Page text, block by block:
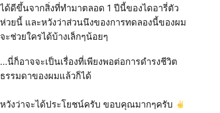
ได้ดีขึ้นจากสิ่งที่ทำมาตลอด 1 ปีนี้ของไดอารี่ตัว
ห่วยนี้ และหวังว่าส่วนนึงของการทดลองนี้ของผม
จะช่วยใครได้บ้างเล็กๆน้อยๆ
…นี่ก็อาจจะเป็นเรื่องที่เพียงพอต่อการดำรงชีวิต
ธรรมดาของผมแล้วก็ได้
หวังว่าจะได้ประโยชน์ครับ ขอบคุณมากๆครับ